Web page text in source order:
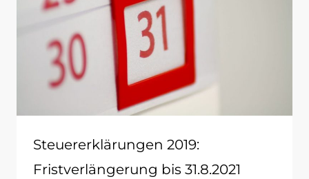
Steuererklärungen 2019:
Fristverlängerung bis 31.8.2021